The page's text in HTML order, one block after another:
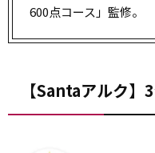
600点コース」監修。
【Santaアルク】